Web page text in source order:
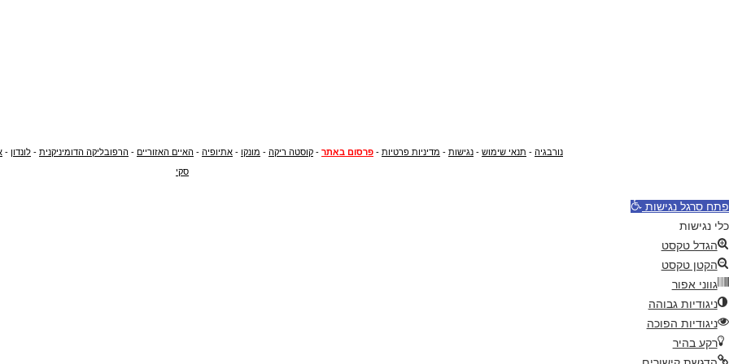
נורבגיה - תנאי שימוש - נגישות - מדיניות פרטיות - פרסום באתר - קוסטה ריקה - מונקו - אתיופיה - האיים האזוריים - הרפובליקה הדומיניקנית - לונדון -
סקי
פתח סרגל נגישות
כלי נגישות
הגדל טקסט
הקטן טקסט
גווני אפור
ניגודיות גבוהה
ניגודיות הפוכה
רקע בהיר